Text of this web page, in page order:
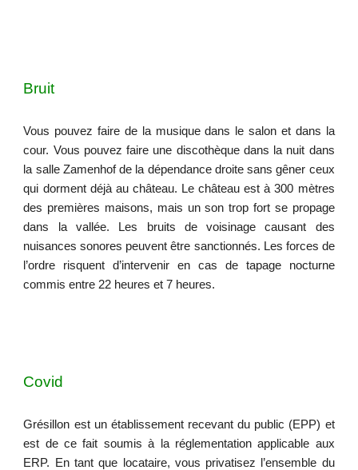
Bruit
Vous pouvez faire de la musique dans le salon et dans la
cour. Vous pouvez faire une discothèque dans la nuit dans
la salle Zamenhof de la dépendance droite sans gêner ceux
qui dorment déjà au château. Le château est à 300 mètres
des premières maisons, mais un son trop fort se propage
dans la vallée. Les bruits de voisinage causant des
nuisances sonores peuvent être sanctionnés. Les forces de
l’ordre risquent d’intervenir en cas de tapage nocturne
commis entre 22 heures et 7 heures.
Covid
Grésillon est un établissement recevant du public (EPP) et
est de ce fait soumis à la réglementation applicable aux
ERP. En tant que locataire, vous privatisez l’ensemble du